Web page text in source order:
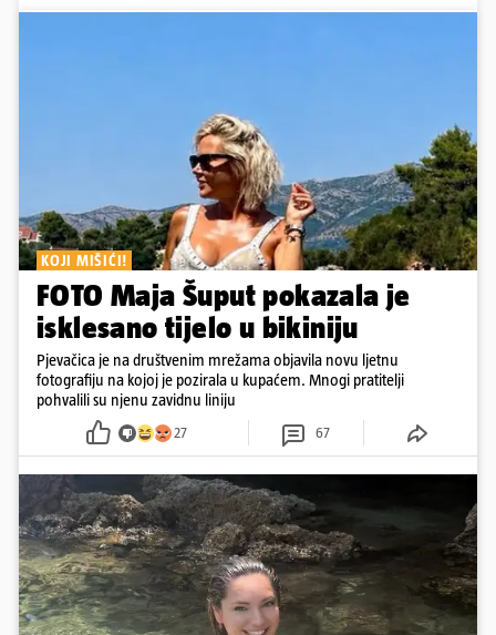
KOJI MIŠIĆI!
FOTO Maja Šuput pokazala je
isklesano tijelo u bikiniju
Pjevačica je na društvenim mrežama objavila novu ljetnu
fotografiju na kojoj je pozirala u kupaćem. Mnogi pratitelji
pohvalili su njenu zavidnu liniju
27 67